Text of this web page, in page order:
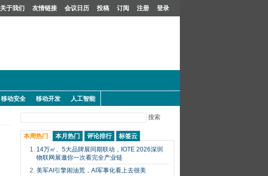
关于我们 友情链接 会议日历 投稿 订阅 注册 登录
移动安全 移动开发 人工智能
搜索
本周热门 本月热门 评论排行
标签云
14万㎡、5大品牌展同期联动，IOTE 2026深圳
物联网展邀你一次看完全产业链
美军AI引擎闹油荒，AI军事化看上去很美